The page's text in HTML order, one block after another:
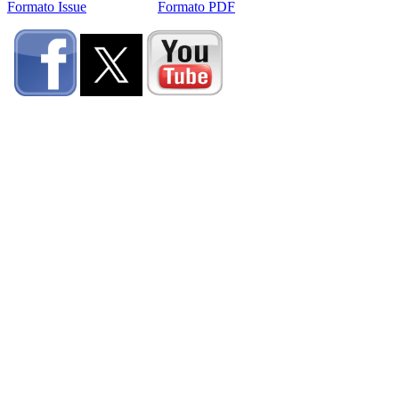
Formato Issue Formato PDF